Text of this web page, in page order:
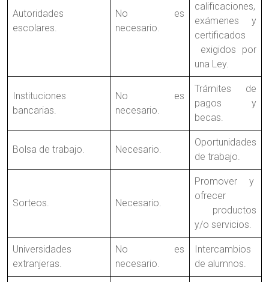
Autoridades
escolares.
No es
necesario.
calificaciones,
exámenes y
certificados
exigidos por
una Ley.
Instituciones
bancarias.
No es
necesario.
Trámites de
pagos y
becas.
Bolsa de trabajo. Necesario.
Oportunidades
de trabajo.
Sorteos. Necesario.
Promover y
ofrecer
productos
y/o servicios.
Universidades
extranjeras.
No es
necesario.
Intercambios
de alumnos.